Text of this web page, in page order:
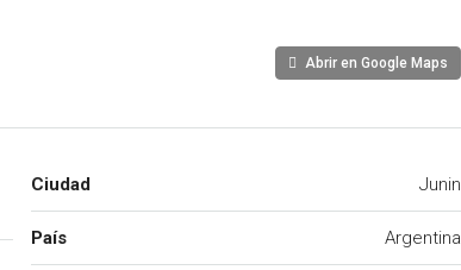
Abrir en Google Maps
Ciudad Junin
País Argentina